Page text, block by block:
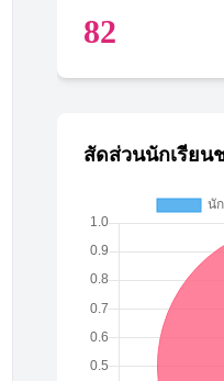
82
สัดส่วนนักเรียน